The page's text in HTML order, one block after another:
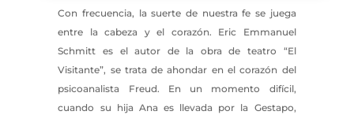
Con frecuencia, la suerte de nuestra fe se juega
entre la cabeza y el corazón. Eric Emmanuel
Schmitt es el autor de la obra de teatro “El
Visitante”, se trata de ahondar en el corazón del
psicoanalista Freud. En un momento difícil,
cuando su hija Ana es llevada por la Gestapo,